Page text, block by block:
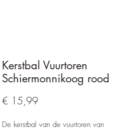
Kerstbal Vuurtoren
Schiermonnikoog rood
€ 15,99Prijs
De kerstbal van de vuurtoren van